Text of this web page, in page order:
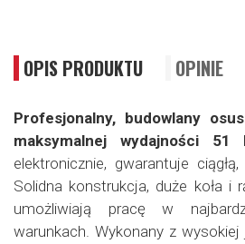
OPIS PRODUKTU OPINIE
Profesjonalny, budowlany
maksymalnej wydajności 51
elektronicznie, gwarantuje
Solidna konstrukcja, duże koła i
umożliwiają pracę w
warunkach. Wykonany z wysokiej